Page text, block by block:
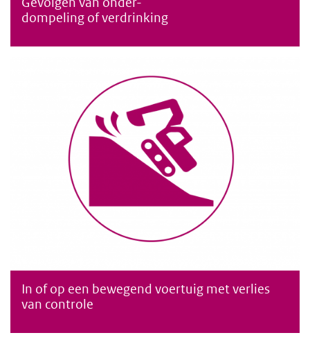
Gevolgen van onderdompeling of verdrinking
dompeling of verdrinking
In of op een bewegend voertuig met verlies van controle
In of op een bewegend voertuig met verlies
van controle